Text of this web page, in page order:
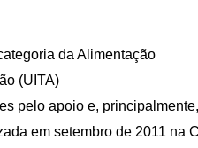
da Alimentação
(UITA)
pelo apoio e,
em setembro de 2011 na